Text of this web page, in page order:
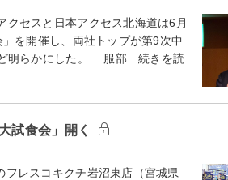
セスと日本アクセス北海道は6月
を開催し、両社トップが第9次中
明らかにした。 服部…続きを読
試食会」開く
レスコキクチ岩沼東店（宮城県